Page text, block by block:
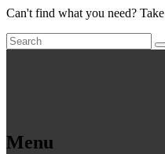
Can't find what you need?
Menu